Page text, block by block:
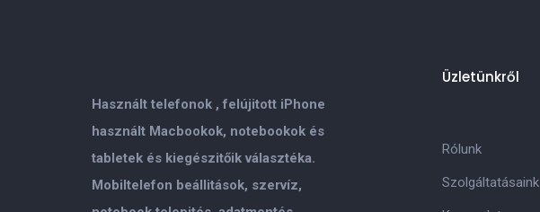
Használt telefonok , felújitott iPhone
használt Macbookok, notebookok és
tabletek és kiegészitőik választéka.
Mobiltelefon beállitások, szervíz,
Üzletünkről
Rólunk
Szolgáltatásaink